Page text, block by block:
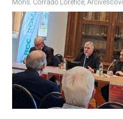
Mons. Corrado Lorefice,